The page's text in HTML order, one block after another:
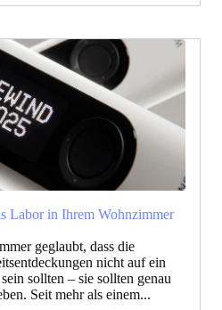
Labor in Ihrem Wohnzimmer
geglaubt, dass die
nicht auf ein
sollten – sie sollten genau
Seit mehr als einem...